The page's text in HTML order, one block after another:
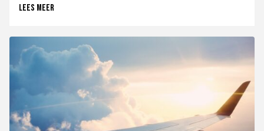
Lees meer